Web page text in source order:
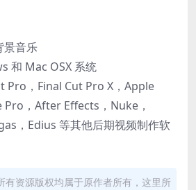
景音乐
和 Mac OSX 系统
Pro，Final Cut Pro X，Apple
，After Effects，Nuke，
，Edius 等其他后期视频制作软
有资源版权均属于原作者所有，这里所